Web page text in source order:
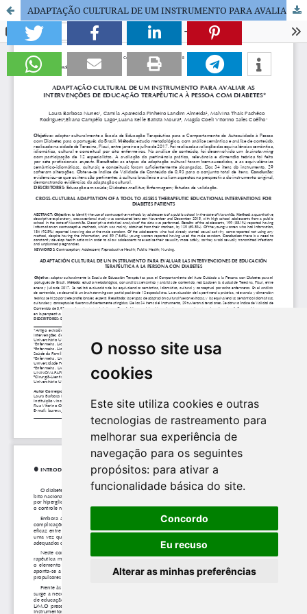
O nosso site usa
cookies
Este site utiliza cookies e outras
tecnologias de rastreamento para
melhorar sua experiência de
navegação para os seguintes
propósitos: para ativar a
funcionalidade básica do site.
Concordo
Eu recuso
Alterar as minhas preferências
ADAPTAÇÃO CULTURAL DE UM INSTRUMENTO PARA AVALIAR AS INTERVENÇÕES DE EDUCAÇÃO TERAPÊUTICA À PESSOA COM DIABETES